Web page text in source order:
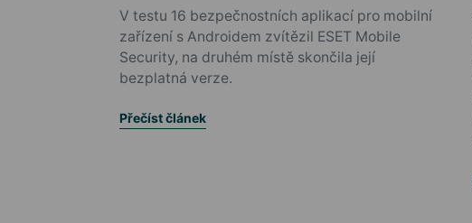
V testu 16 bezpečnostních aplikací pro mobilní
zařízení s Androidem zvítězil ESET Mobile
Security, na druhém místě skončila její
bezplatná verze.
Přečíst článek